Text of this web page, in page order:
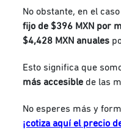
No obstante, en el
fijo de $396 MXN por
$4,428 MXN anuales
Esto significa que
más accesible de las
No esperes más y
¡cotiza aquí el precio